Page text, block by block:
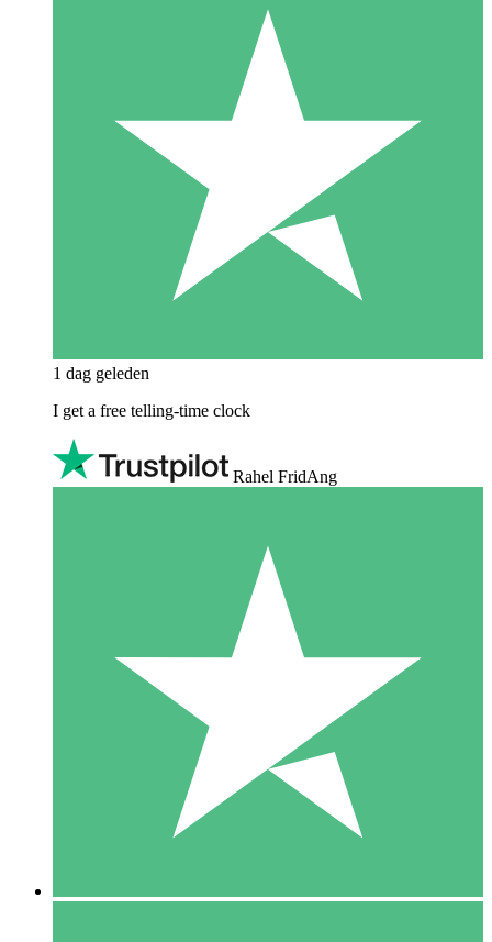
1 dag geleden
I get a free telling-time clock
Rahel FridAng